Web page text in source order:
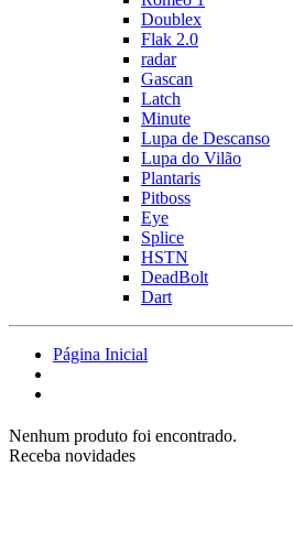
Doublex
Flak 2.0
radar
Gascan
Latch
Minute
Lupa de Descanso
Lupa do Vilão
Plantaris
Pitboss
Eye
Splice
HSTN
DeadBolt
Dart
Página Inicial
Nenhum produto foi encontrado.
Receba novidades